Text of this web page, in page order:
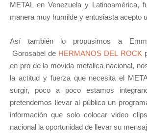
METAL en Venezuela y Latinoamérica,
manera muy humilde y entusiasta acepto
Así también lo propusimos a
Gorosabel de HERMANOS DEL ROCK
en pro de la movida metalica nacional,
la actitud y fuerza que necesita el
surgir, poco a poco estamos
pretendemos llevar al público un
información que solo colocar video
nacional la oportunidad de llevar su